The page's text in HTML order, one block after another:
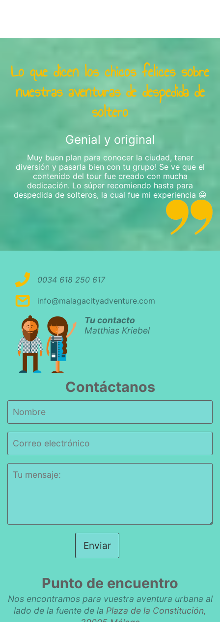
Lo que dicen los chicos felices sobre
nuestras aventuras de despedida de
soltero
Genial y original
Muy buen plan para conocer la ciudad, tener
diversión y pasarla bien con tu grupo! Se ve que el
contenido del tour fue creado con mucha
dedicación. Lo súper recomiendo hasta para
despedida de solteros, la cual fue mi experiencia 😀
0034 618 250 617
info@malagacityadventure.com
Tu contacto
Matthias Kriebel
Contáctanos
Enviar
Punto de encuentro
Nos encontramos para vuestra aventura urbana al
lado de la fuente de la Plaza de la Constitución,